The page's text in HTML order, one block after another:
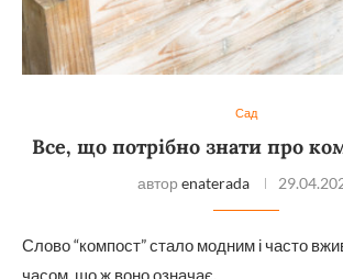
Сад
Все, що потрібно знати про
автор enaterada
Слово “компост” стало модним і часто